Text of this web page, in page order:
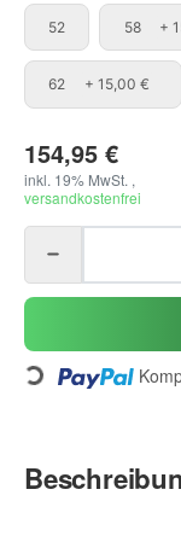
5252 58 +
62 + 15,00 €
154,95 €
inkl. 19% MwSt. ,
versandkostenfrei
Loading...